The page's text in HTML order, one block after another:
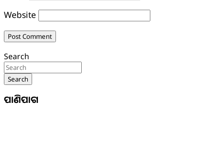
Website
Search
Search
ପାଣିପାଗ